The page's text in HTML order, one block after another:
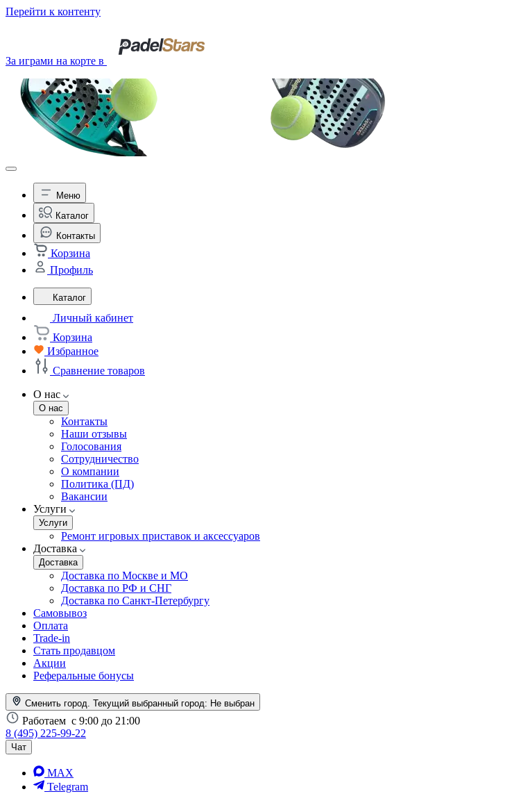
Перейти к контенту
За играми на корте в
Меню
Каталог
Контакты
Корзина
Профиль
Каталог
Личный кабинет
Корзина
Избранное
Сравнение товаров
О нас
О нас
Контакты
Наши отзывы
Голосования
Сотрудничество
О компании
Политика (ПД)
Вакансии
Услуги
Услуги
Ремонт игровых приставок и аксессуаров
Доставка
Доставка
Доставка по Москве и МО
Доставка по РФ и СНГ
Доставка по Санкт-Петербургу
Самовывоз
Оплата
Trade-in
Стать продавцом
Акции
Реферальные бонусы
Сменить город. Текущий выбранный город: Не выбран
Работаем с 9:00 до 21:00
8 (495) 225-99-22
Чат
MAX
Telegram